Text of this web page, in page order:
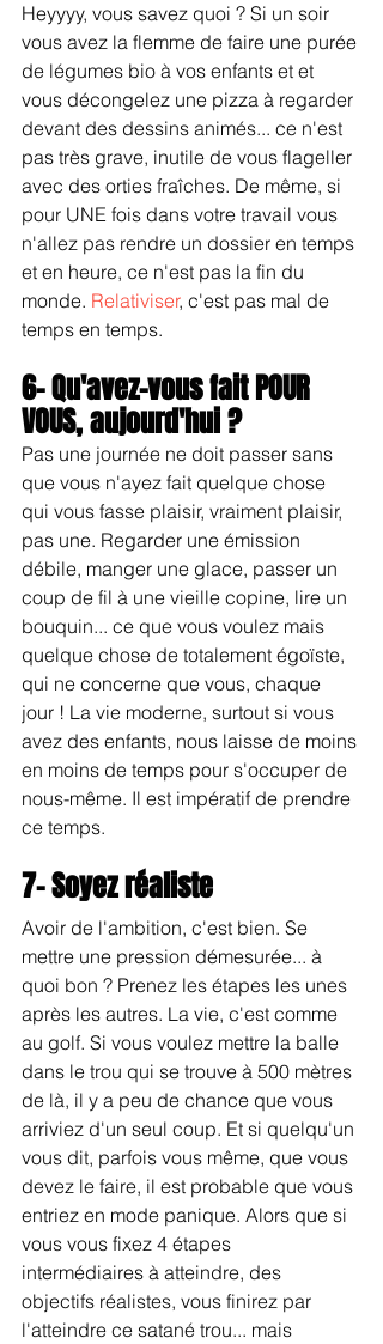
Heyyyy, vous savez quoi ? Si un soir
vous avez la flemme de faire une purée
de légumes bio à vos enfants et et
vous décongelez une pizza à regarder
devant des dessins animés... ce n'est
pas très grave, inutile de vous flageller
avec des orties fraîches. De même, si
pour UNE fois dans votre travail vous
n'allez pas rendre un dossier en temps
et en heure, ce n'est pas la fin du
monde. Relativiser, c'est pas mal de
temps en temps.
6- Qu'avez-vous fait POUR
VOUS, aujourd'hui ?
Pas une journée ne doit passer sans
que vous n'ayez fait quelque chose
qui vous fasse plaisir, vraiment plaisir,
pas une. Regarder une émission
débile, manger une glace, passer un
coup de fil à une vieille copine, lire un
bouquin... ce que vous voulez mais
quelque chose de totalement égoïste,
qui ne concerne que vous, chaque
jour ! La vie moderne, surtout si vous
avez des enfants, nous laisse de moins
en moins de temps pour s'occuper de
nous-même. Il est impératif de prendre
ce temps.
7- Soyez réaliste
Avoir de l'ambition, c'est bien. Se
mettre une pression démesurée... à
quoi bon ? Prenez les étapes les unes
après les autres. La vie, c'est comme
au golf. Si vous voulez mettre la balle
dans le trou qui se trouve à 500 mètres
de là, il y a peu de chance que vous
arriviez d'un seul coup. Et si quelqu'un
vous dit, parfois vous même, que vous
devez le faire, il est probable que vous
entriez en mode panique. Alors que si
vous vous fixez 4 étapes
intermédiaires à atteindre, des
objectifs réalistes, vous finirez par
l'atteindre ce satané trou... mais